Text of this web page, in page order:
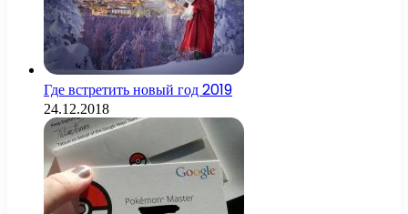
Где встретить новый год 2019
24.12.2018